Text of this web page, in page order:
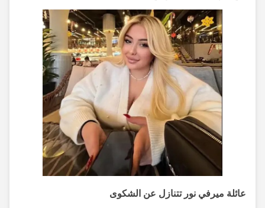
عائلة ميرفي نور تتنازل عن الشكوى